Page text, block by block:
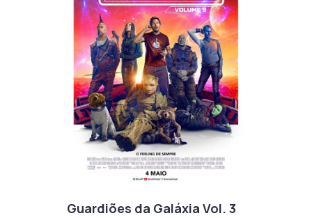
Guardiões da Galáxia Vol. 3